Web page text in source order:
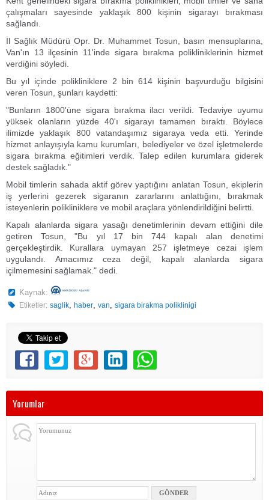
çalışmaları sayesinde yaklaşık 800 kişinin sigarayı bırakması
sağlandı.
İl Sağlık Müdürü Opr. Dr. Muhammet Tosun, basın mensuplarına,
Van'ın 13 ilçesinin 11'inde sigara bırakma polikliniklerinin hizmet
verdiğini söyledi.
Bu yıl içinde polikliniklere 2 bin 614 kişinin başvurduğu bilgisini
veren Tosun, şunları kaydetti:
"Bunların 1800'üne sigara bırakma ilacı verildi. Tedaviye uyumu
yüksek olanların yüzde 40'ı sigarayı tamamen bıraktı. Böylece
ilimizde yaklaşık 800 vatandaşımız sigaraya veda etti. Yerinde
hizmet anlayışıyla kamu kurumları, belediyeler ve özel işletmelerde
sigara bırakma eğitimleri verdik. Talep edilen kurumlara giderek
destek sağladık."
Mobil timlerin sahada aktif görev yaptığını anlatan Tosun, ekiplerin
iş yerlerini gezerek sigaranın zararlarını anlattığını, bırakmak
isteyenlerin polikliniklere ve mobil araçlara yönlendirildiğini belirtti.
Kapalı alanlarda sigara yasağı denetimlerinin devam ettiğini dile
getiren Tosun, "Bu yıl 17 bin 744 kapalı alan denetimi
gerçekleştirdik. Kurallara uymayan 257 işletmeye cezai işlem
uygulandı. Amacımız ceza değil, kapalı alanlarda sigara
içilmemesini sağlamak." dedi.
Kaynak:
Etiketler: saglik,haber,van,sigara birakma poliklinigi
Yorumlar